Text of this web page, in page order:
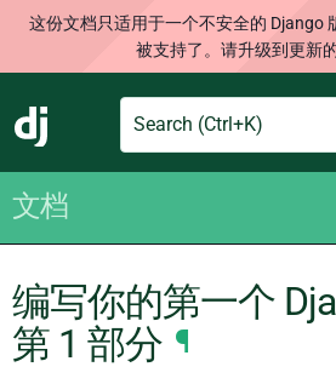
这份文档只适用于一个不安全的 Django
被支持了。请升级到更新
Django
Search
文档
编写你的第一个
第 1 部分 ¶